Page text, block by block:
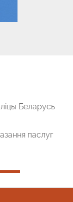
Беларусь
паслуг